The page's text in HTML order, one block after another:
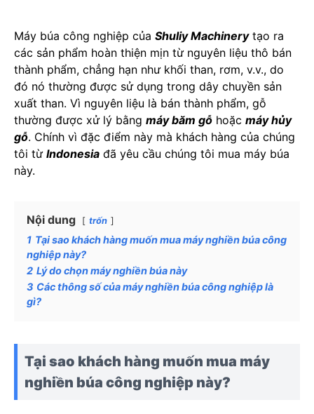
Máy búa công nghiệp của Shuliy Machinerytạo ra
các sản phẩm hoàn thiện mịn từ nguyên liệu thô bán
thành phẩm, chẳng hạn như khối than, rơm, v.v., do
đó nó thường được sử dụng trong dây chuyền sản
xuất than. Vì nguyên liệu là bán thành phẩm, gỗ
thường được xử lý bằng máy băm gỗ hoặc máy hủy
gỗ. Chính vì đặc điểm này mà khách hàng của chúng
tôi từ Indonesia đã yêu cầu chúng tôi mua máy búa
này.
Nội dung trốn
1 Tại sao khách hàng muốn mua máy nghiền búa công
nghiệp này?
2 Lý do chọn máy nghiền búa này
3 Các thông số của máy nghiền búa công nghiệp là
gì?
Tại sao khách hàng muốn mua máy
nghiền búa công nghiệp này?